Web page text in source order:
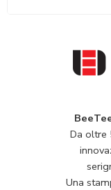
Da oltre
Una